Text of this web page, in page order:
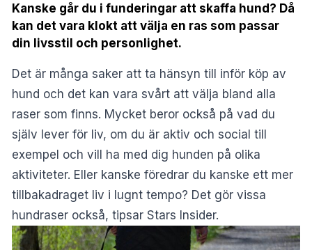
Kanske går du i funderingar att skaffa hund? Då
kan det vara klokt att välja en ras som passar
din livsstil och personlighet.
Det är många saker att ta hänsyn till inför köp av
hund och det kan vara svårt att välja bland alla
raser som finns. Mycket beror också på vad du
själv lever för liv, om du är aktiv och social till
exempel och vill ha med dig hunden på olika
aktiviteter. Eller kanske föredrar du kanske ett mer
tillbakadraget liv i lugnt tempo? Det gör vissa
hundraser också, tipsar Stars Insider.